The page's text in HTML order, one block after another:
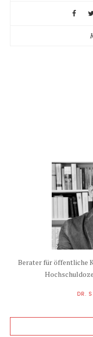
Berater für öffentliche
DR.